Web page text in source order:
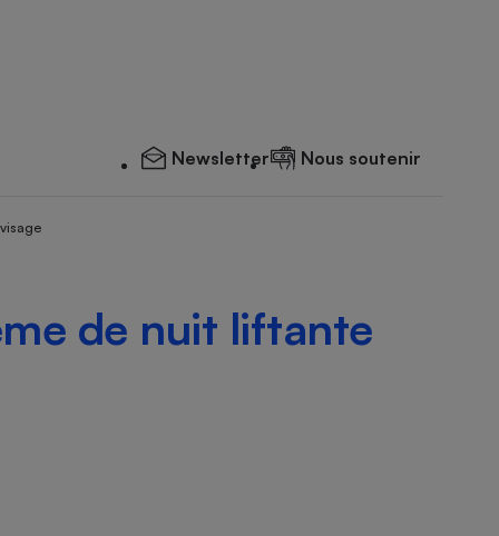
Newsletter Nous soutenir
de nuit liftante